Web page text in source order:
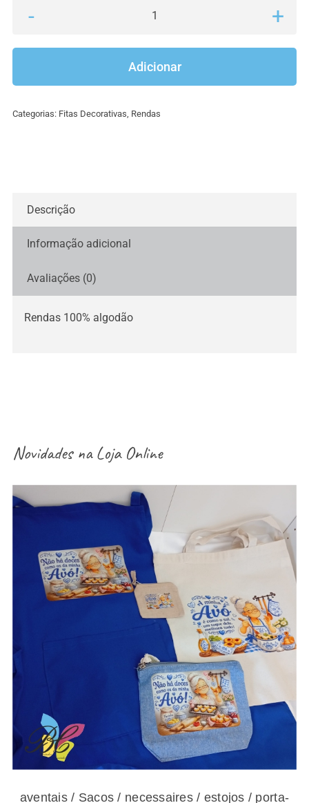
Renda
Adicionar
Categorias: Fitas Decorativas Rendas
Descrição
Informação adicional
Avaliações (0)
Rendas 100% algodão
Novidades naLoja Online
aventais / Sacos / necessaires / estojos /
porta-moedas dia dos avós – vários modelos
aventais / Sacos / necessaires / estojos / porta-